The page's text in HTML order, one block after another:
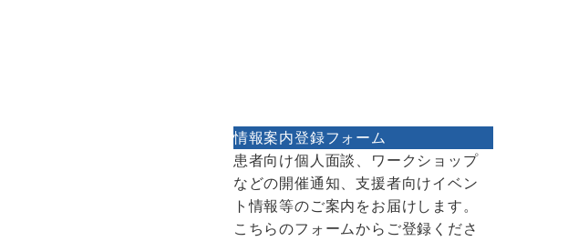
情報案内登録フォーム
患者向け個人面談、ワークショップ
などの開催通知、支援者向けイベン
ト情報等のご案内をお届けします。
こちらのフォームからご登録くださ